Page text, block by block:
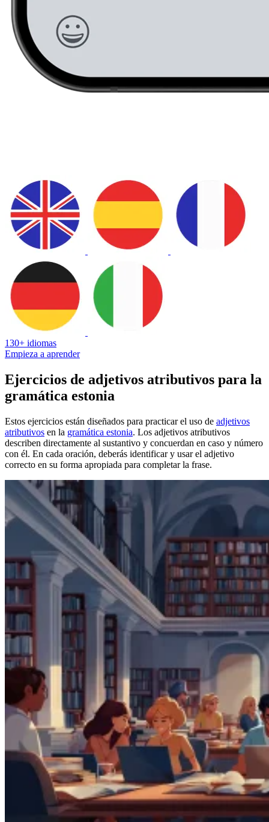
130+ idiomas
Empieza a aprender
Ejercicios de adjetivos atributivos para la
gramática estonia
Estos ejercicios están diseñados para practicar el uso de adjetivos
atributivos en la gramática estonia. Los adjetivos atributivos
describen directamente al sustantivo y concuerdan en caso y número
con él. En cada oración, deberás identificar y usar el adjetivo
correcto en su forma apropiada para completar la frase.